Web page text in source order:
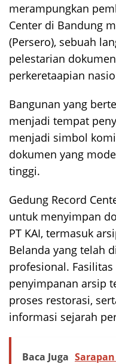
merampungkan
Center di Bandung
(Persero), sebuah
pelestarian
perkeretaapian
Bangunan yang
menjadi tempat
menjadi simbol
dokumen yang
tinggi.
Gedung Record
untuk menyimpan
PT KAI, termasuk
Belanda yang telah
profesional.
penyimpanan arsip
proses restorasi,
informasi sejarah
Baca Juga